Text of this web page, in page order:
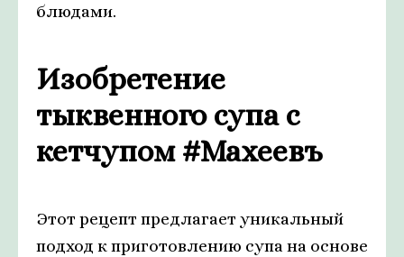
блюдами.
Изобретение
тыквенного супа с
кетчупом #Махеевъ
Этот рецепт предлагает уникальный
подход к приготовлению супа на основе